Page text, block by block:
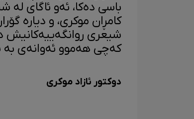
باسی دەکا، ئەو ئاگای
کامڕان موکری، و دیارە
شیعری روانگەییەکانیش
کەچی هەموو ئەوانەی بە
دوکتور ئازاد موکری